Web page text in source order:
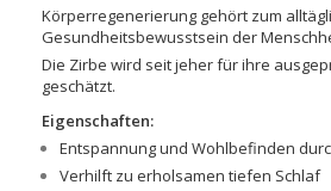
Körperregenerierung gehört zum
Gesundheitsbewusstsein der
Die Zirbe wird seit jeher für ihre
geschätzt.
Eigenschaften:
Entspannung und Wohlbefinden
Verhilft zu erholsamen tiefen Schlaf